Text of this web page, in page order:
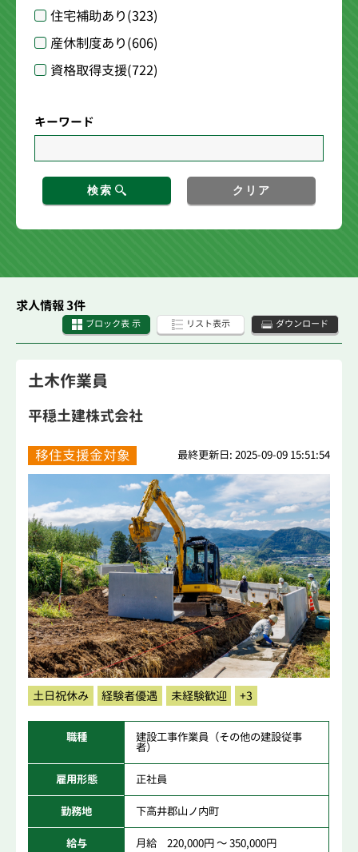
住宅補助あり(323)
産休制度あり(606)
資格取得支援(722)
キーワード
検索 クリア
求人情報 3件
ブロック表 示 リスト表示 ダウンロード
土木作業員
平穏土建株式会社
移住支援金対象 最終更新日: 2025-09-09 15:51:54
土日祝休み 経験者優遇 未経験歓迎 +3
職種 建設工事作業員（その他の建設従事
者）
雇用形態 正社員
勤務地 下高井郡山ノ内町
給与 月給 220,000円 ～ 350,000円